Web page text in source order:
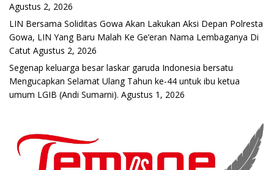
Agustus 2, 2026
LIN Bersama Soliditas Gowa Akan Lakukan Aksi Depan Polresta
Gowa, LIN Yang Baru Malah Ke Ge’eran Nama Lembaganya Di
Catut Agustus 2, 2026
Segenap keluarga besar laskar garuda Indonesia bersatu
Mengucapkan Selamat Ulang Tahun ke-44 untuk ibu ketua
umum LGIB (Andi Sumarni). Agustus 1, 2026